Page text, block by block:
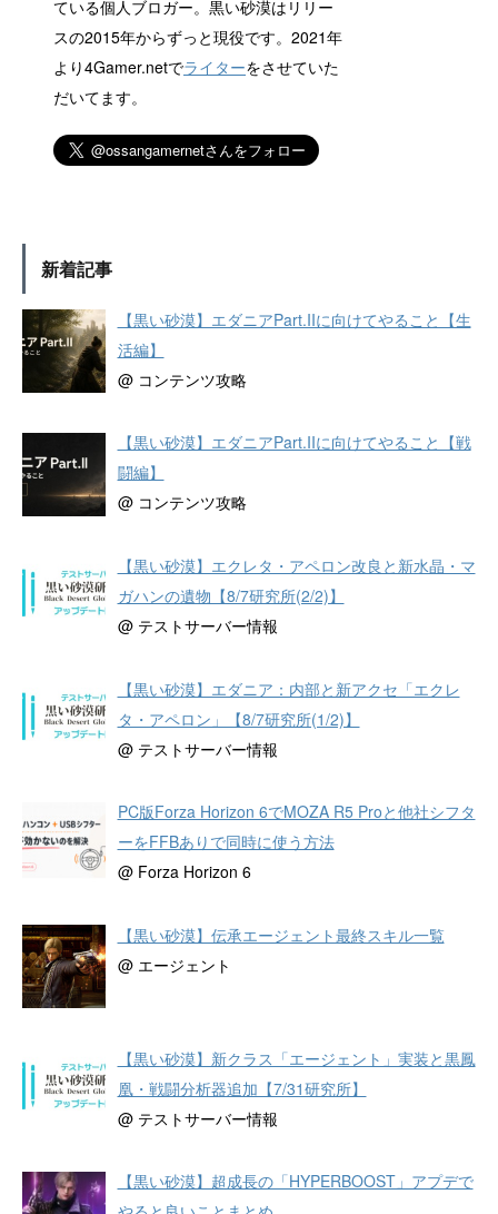
ている個人ブロガー。黒い砂漠はリリー
スの2015年からずっと現役です。2021年
より4Gamer.netでライターをさせていた
だいてます。
新着記事
【黒い砂漠】エダニアPart.IIに向けてやること【生
活編】
@ コンテンツ攻略
【黒い砂漠】エダニアPart.IIに向けてやること【戦
闘編】
@ コンテンツ攻略
【黒い砂漠】エクレタ・アペロン改良と新水晶・マ
ガハンの遺物【8/7研究所(2/2)】
@ テストサーバー情報
【黒い砂漠】エダニア：内部と新アクセ「エクレ
タ・アペロン」【8/7研究所(1/2)】
@ テストサーバー情報
PC版Forza Horizon 6でMOZA R5 Proと他社シフタ
ーをFFBありで同時に使う方法
@ Forza Horizon 6
【黒い砂漠】伝承エージェント最終スキル一覧
@ エージェント
【黒い砂漠】新クラス「エージェント」実装と黒鳳
凰・戦闘分析器追加【7/31研究所】
@ テストサーバー情報
【黒い砂漠】超成長の「HYPERBOOST」アプデで